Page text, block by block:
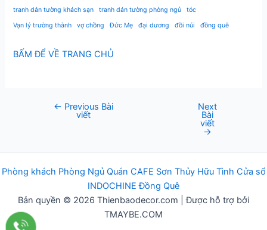
tranh dán tường khách sạn
tranh dán tường phòng ngủ
tóc
Vạn lý trường thành
vợ chồng Đức Mẹ đại dương đồi núi đồng quê
BẤM ĐỂ VỀ TRANG CHỦ
← Previous Bài
viết
Next
Bài
viết
→
Phòng khách Phòng Ngủ Quán CAFE Sơn Thủy Hữu Tình Cửa sổ
INDOCHINE Đồng Quê
Bản quyền © 2026 Thienbaodecor.com | Được hỗ trợ bởi
TMAYBE.COM